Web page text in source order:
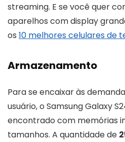
streaming. E se você quer
aparelhos com display
os 10 melhores celulares de
Armazenamento
Para se encaixar às
usuário, o Samsung Galaxy
encontrado com memórias
tamanhos. A quantidade de